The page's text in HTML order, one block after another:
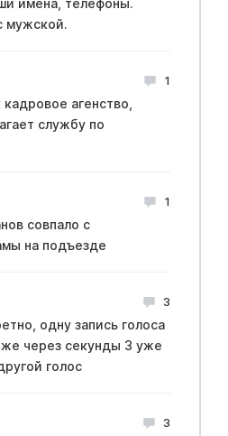
мужской.
1
агенство,
службу по
1
совпало с
на подъезде
3
одну запись голоса
через секунды 3 уже
голос
3